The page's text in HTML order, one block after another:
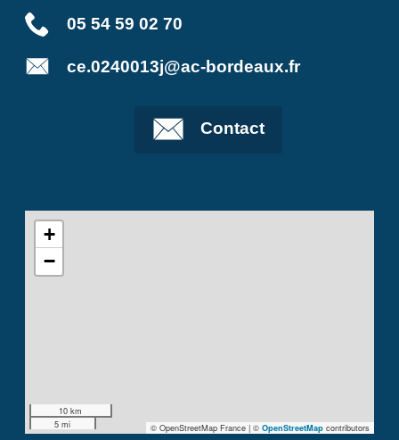
05 54 59 02 70
ce.0240013j@ac-bordeaux.fr
Contact
+
−
10 km
5 mi
© OpenStreetMap France | ©OpenStreetMap contributors